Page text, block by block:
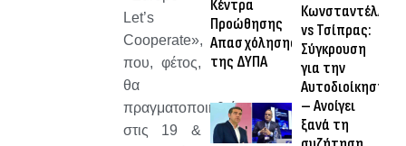
Let’s
Cooperate»,
που, φέτος,
θα
πραγματοποιηθεί
στις 19 &
Κέντρα
Προώθησης
Απασχόλησης
της ΔΥΠΑ
Κωνσταντέλλος
vs Τσίπρας:
Σύγκρουση
για την
Αυτοδιοίκηση
– Ανοίγει
ξανά τη